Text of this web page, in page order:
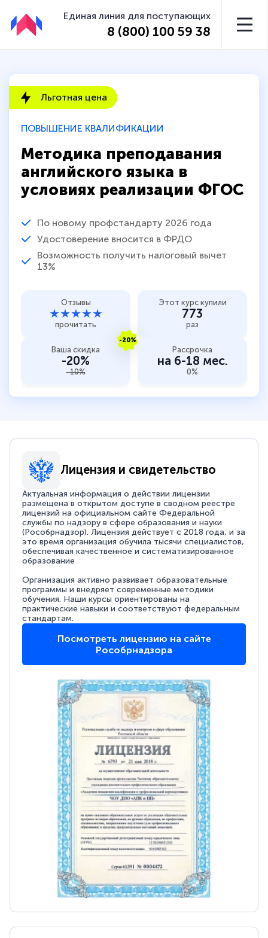
Единая линия для поступающих
8 (800) 100 59 38
ПОВЫШЕНИЕ КВАЛИФИКАЦИИ
Методика преподавания
английского языка в
условиях реализации ФГОС
По новому профстандарту 2026 года
Удостоверение вносится в ФРДО
Возможность получить налоговый вычет
13%
Льготная цена
Отзывы
★★★★★
прочитать
Этот курс купили
773
раз
-20%
Ваша скидка
-20%
-10%
Рассрочка
на 6-18 мес.
0%
Лицензия и свидетельство
Актуальная информация о действии лицензии
размещена в открытом доступе в сводном реестре
лицензий на официальном сайте Федеральной
службы по надзору в сфере образования и науки
(Рособрнадзор). Лицензия действует с 2018 года, и за
это время организация обучила тысячи специалистов,
обеспечивая качественное и систематизированное
образование
Организация активно развивает образовательные
программы и внедряет современные методики
обучения. Наши курсы ориентированы на
практические навыки и соответствуют федеральным
стандартам.
Посмотреть лицензию на сайте
Рособрнадзора